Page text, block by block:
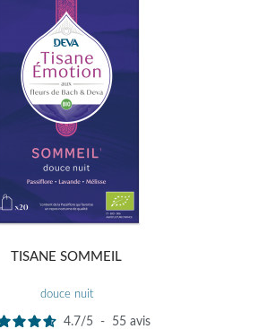
TISANE SOMMEIL
douce nuit
4.7/5 - 55 avis